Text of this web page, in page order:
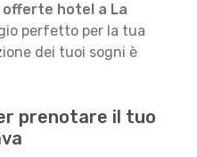
hotel a La
perfetto per la tua
dei tuoi sogni è
prenotare il tuo